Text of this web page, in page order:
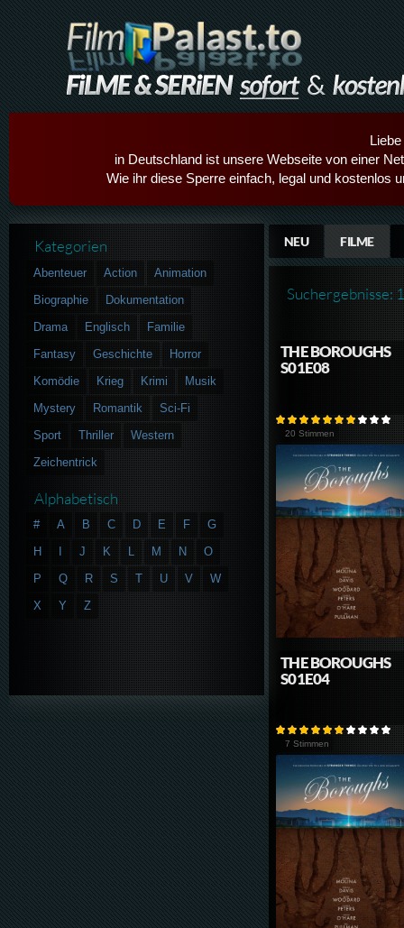
in Deutschland ist unsere Webseite von einer
Wie ihr diese Sperre einfach, legal und kostenlos
NEU FILME
Suchergebnisse:
THE BOROUGHS
S01E08
20 Stimmen
THE BOROUGHS
S01E04
7 Stimmen
Kategorien
Abenteuer Action
Animation
Biographie
Dokumentation
Drama
Englisch
Familie
Fantasy
Geschichte
Horror
Komödie
Krieg Krimi
Musik
Mystery
Romantik
Sci-Fi
Sport
Thriller
Western
Zeichentrick
Alphabetisch
# A B C D E F
G
H
J K L M N
O
P
Q R S T U V
W
X
Y Z